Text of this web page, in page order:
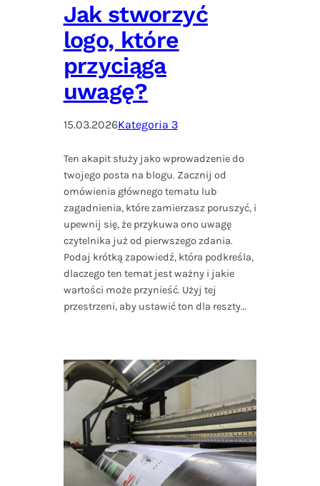
Jak stworzyć
logo, które
przyciąga
uwagę?
15.03.2026Kategoria 3
Ten akapit służy jako wprowadzenie do
twojego posta na blogu. Zacznij od
omówienia głównego tematu lub
zagadnienia, które zamierzasz poruszyć, i
upewnij się, że przykuwa ono uwagę
czytelnika już od pierwszego zdania.
Podaj krótką zapowiedź, która podkreśla,
dlaczego ten temat jest ważny i jakie
wartości może przynieść. Użyj tej
przestrzeni, aby ustawić ton dla reszty…